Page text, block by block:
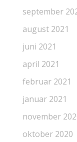
september
august 2021
juni 2021
april 2021
februar 2021
januar 2021
november
oktober 2020